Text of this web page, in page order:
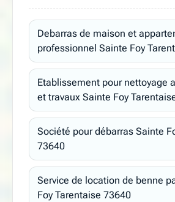
Debarras de maison et
professionnel Sainte Foy
Etablissement pour nettoyage
et travaux Sainte Foy
Société pour débarras Sainte
73640
Service de location de benne
Foy Tarentaise 73640